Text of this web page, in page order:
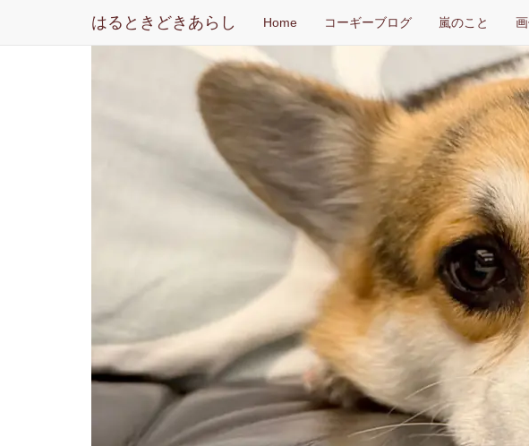
はるときどきあらし Home コーギーブログ 嵐のこと